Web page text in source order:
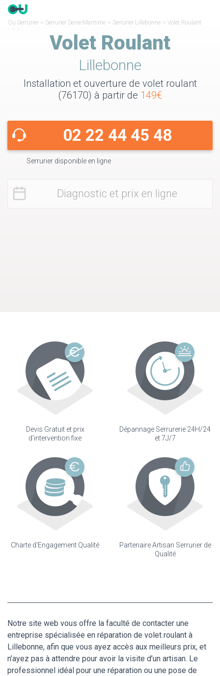
Ou Serrurier > Serrurier Seine-Maritime > Serrurier Lillebonne > Volet Roulant
Lillebonne
Volet Roulant
Lillebonne
Installation et ouverture de volet roulant
(76170) à partir de 149€
02 22 44 45 48
Serrurier disponible en ligne
Diagnostic et prix en ligne
Devis Gratuit et prix
d'intervention fixe
Dépannage Serrurerie 24H/24
et 7J/7
Charte d'Engagement Qualité
Partenaire Artisan Serrurier de
Qualité
Notre site web vous offre la faculté de contacter une
entreprise spécialisée en réparation de volet roulant à
Lillebonne, afin que vous ayez accès aux meilleurs prix, et
n’ayez pas à attendre pour avoir la visite d’un artisan. Le
professionnel idéal pour une réparation ou une pose de